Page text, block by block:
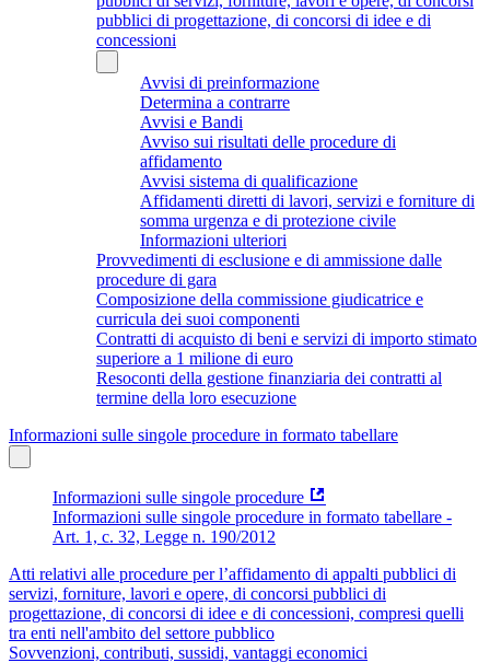
pubblici di progettazione, di concorsi di idee e di
concessioni
Avvisi di preinformazione
Determina a contrarre
Avvisi e Bandi
Avviso sui risultati delle procedure di
affidamento
Avvisi sistema di qualificazione
Affidamenti diretti di lavori, servizi e forniture di
somma urgenza e di protezione civile
Informazioni ulteriori
Provvedimenti di esclusione e di ammissione dalle
procedure di gara
Composizione della commissione giudicatrice e
curricula dei suoi componenti
Contratti di acquisto di beni e servizi di importo stimato
superiore a 1 milione di euro
Resoconti della gestione finanziaria dei contratti al
termine della loro esecuzione
Informazioni sulle singole procedure in formato tabellare
Informazioni sulle singole procedure
Informazioni sulle singole procedure in formato tabellare -
Art. 1, c. 32, Legge n. 190/2012
Atti relativi alle procedure per l’affidamento di appalti pubblici di
servizi, forniture, lavori e opere, di concorsi pubblici di
progettazione, di concorsi di idee e di concessioni, compresi quelli
tra enti nell'ambito del settore pubblico
Sovvenzioni, contributi, sussidi, vantaggi economici